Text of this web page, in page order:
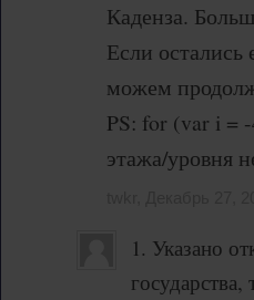
Каденза.
Если
можем
PS: for (var i =
этажа/уровня
1. Указано